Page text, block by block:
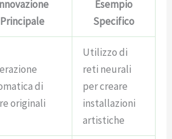
Principale
Esempio
Specifico
di
originali
Utilizzo di
reti neurali
per creare
installazioni
artistiche